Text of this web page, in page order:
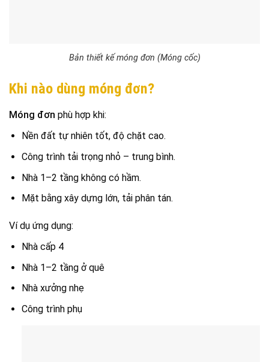
Bản thiết kế móng đơn (Móng cốc)
Khi nào dùng móng đơn?
Móng đơn phù hợp khi:
Nền đất tự nhiên tốt, độ chặt cao.
Công trình tải trọng nhỏ – trung bình.
Nhà 1–2 tầng không có hầm.
Mặt bằng xây dựng lớn, tải phân tán.
Ví dụ ứng dụng:
Nhà cấp 4
Nhà 1–2 tầng ở quê
Nhà xưởng nhẹ
Công trình phụ